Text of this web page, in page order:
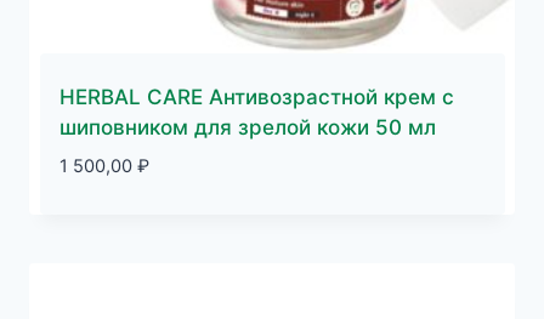
HERBAL CARE Антивозрастной крем с
шиповником для зрелой кожи 50 мл
1 500,00 ₽